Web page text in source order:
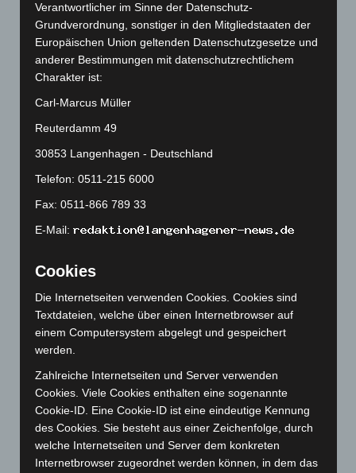
Oktober 2024(93)
September 2024(112)
August 2024(107)
Juli 2024(89)
Juni 2024(107)
Mai 2024(149)
April 2024(102)
März 2024(103)
Februar 2024(103)
Januar 2024 (111)
November 2023
Oktober 2023(114)
September 2023(133)
August 2023
(134)
Juli 2023 (118)
Juni 2023(142)
Mai 2023(139)
April 2023 (155)
März 2023(174)
Verantwortlicher im Sinne der Datenschutz-
Grundverordnung, sonstiger in den Mitgliedstaaten der
Europäischen Union geltenden Datenschutzgesetze und
anderer Bestimmungen mit datenschutzrechtlichem
Charakter ist:
Carl-Marcus Müller
Reuterdamm 49
30853 Langenhagen - Deutschland
Telefon: 0511-215 6000
Fax: 0511-866 789 33
E-Mail:
Cookies
Die Internetseiten verwenden Cookies. Cookies sind
Textdateien, welche über einen Internetbrowser auf
einem Computersystem abgelegt und gespeichert
werden.
Zahlreiche Internetseiten und Server verwenden
Cookies. Viele Cookies enthalten eine sogenannte
Cookie-ID. Eine Cookie-ID ist eine eindeutige Kennung
des Cookies. Sie besteht aus einer Zeichenfolge, durch
welche Internetseiten und Server dem konkreten
Internetbrowser zugeordnet werden können, in dem das